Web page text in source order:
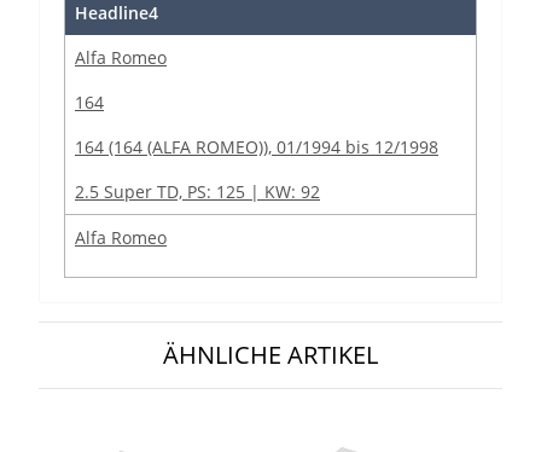
Headline4
Alfa Romeo
164
164 (164 (ALFA ROMEO)), 01/1994 bis 12/1998
2.5 Super TD, PS: 125 | KW: 92
Alfa Romeo
164
164 (164 (ALFA ROMEO)), 02/1992 bis 12/1998
2.0 Super Twin Spark, PS: 144 | KW: 106
ÄHNLICHE ARTIKEL